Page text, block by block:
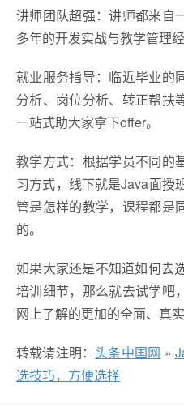
讲师团队超强：讲师都来自
多年的开发实战与教学管理经
就业服务指导：临近毕业的
分析、岗位分析、转正帮扶
一站式助大家拿下offer。
教学方式：根据学员不同的
习方式，线下就是Java面授
管是怎样的教学，课程都是
的。
如果大家还是不知道如何去
培训细节，那么就去试学吧
网上了解的更加的全面、真实
转载请注明： 头条中国网 »
选技巧，方便选择